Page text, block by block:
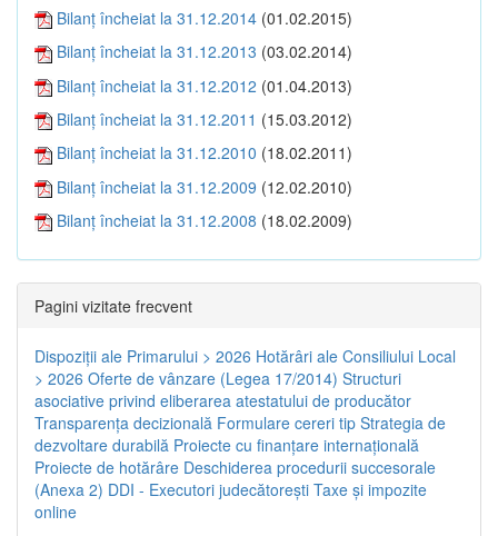
Bilanţ încheiat la 31.12.2014 (01.02.2015)
Bilanţ încheiat la 31.12.2013 (03.02.2014)
Bilanţ încheiat la 31.12.2012 (01.04.2013)
Bilanţ încheiat la 31.12.2011 (15.03.2012)
Bilanţ încheiat la 31.12.2010 (18.02.2011)
Bilanţ încheiat la 31.12.2009 (12.02.2010)
Bilanţ încheiat la 31.12.2008 (18.02.2009)
Pagini vizitate frecvent
Dispoziţii ale Primarului > 2026 Hotărâri ale Consiliului Local
> 2026 Oferte de vânzare (Legea 17/2014) Structuri
asociative privind eliberarea atestatului de producător
Transparenţa decizională Formulare cereri tip Strategia de
dezvoltare durabilă Proiecte cu finanţare internaţională
Proiecte de hotărâre Deschiderea procedurii succesorale
(Anexa 2) DDI - Executori judecătorești Taxe şi impozite
online